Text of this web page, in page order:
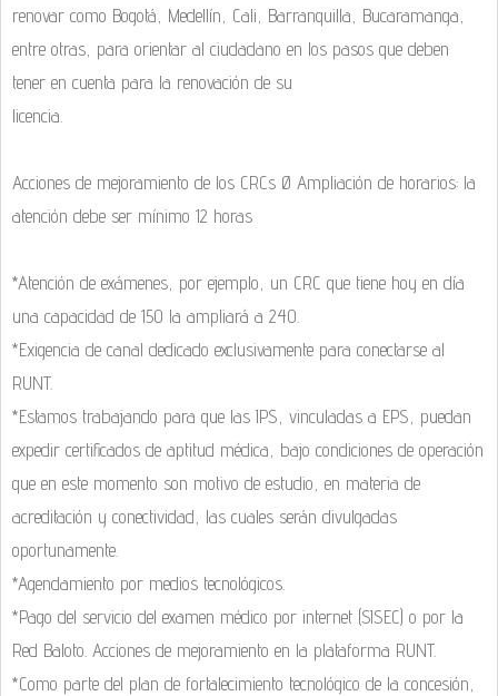
renovar como Bogotá, Medellín, Cali, Barranquilla, Bucaramanga,
entre otras, para orientar al ciudadano en los pasos que deben
tener en cuenta para la renovación de su
licencia.
Acciones de mejoramiento de los CRCs Ø Ampliación de horarios: la
atención debe ser mínimo 12 horas
*Atención de exámenes, por ejemplo, un CRC que tiene hoy en día
una capacidad de 150 la ampliará a 240.
*Exigencia de canal dedicado exclusivamente para conectarse al
RUNT.
*Estamos trabajando para que las IPS, vinculadas a EPS, puedan
expedir certificados de aptitud médica, bajo condiciones de operación
que en este momento son motivo de estudio, en materia de
acreditación y conectividad, las cuales serán divulgadas
oportunamente.
*Agendamiento por medios tecnológicos.
*Pago del servicio del examen médico por internet (SISEC) o por la
Red Baloto. Acciones de mejoramiento en la plataforma RUNT.
*Como parte del plan de fortalecimiento tecnológico de la concesión,